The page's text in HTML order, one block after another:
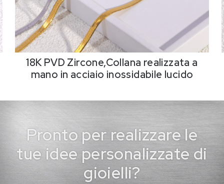
18K PVD Zircone,Collana realizzata a
mano in acciaio inossidabile lucido
Pronto per realizzare le
tue idee personalizzate di
gioielli?